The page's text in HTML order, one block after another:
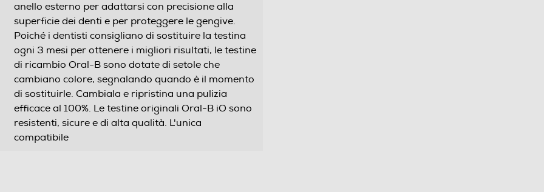
anello esterno per adattarsi con precisione alla
superficie dei denti e per proteggere le gengive.
Poiché i dentisti consigliano di sostituire la testina
ogni 3 mesi per ottenere i migliori risultati, le testine
di ricambio Oral-B sono dotate di setole che
cambiano colore, segnalando quando è il momento
di sostituirle. Cambiala e ripristina una pulizia
efficace al 100%. Le testine originali Oral-B iO sono
resistenti, sicure e di alta qualità. L'unica
compatibile